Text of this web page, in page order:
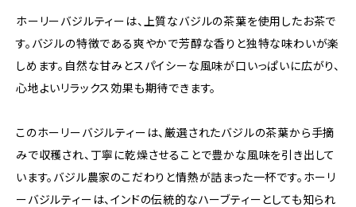
ホーリーバジルティーは、上質なバジルの茶葉を使用したお茶で
す。バジルの特徴である爽やかで芳醇な香りと独特な味わいが楽
しめます。自然な甘みとスパイシーな風味が口いっぱいに広がり、
心地よいリラックス効果も期待できます。
このホーリーバジルティーは、厳選されたバジルの茶葉から手摘
みで収穫され、丁寧に乾燥させることで豊かな風味を引き出して
います。バジル農家のこだわりと情熱が詰まった一杯です。ホーリ
ーバジルティーは、インドの伝統的なハーブティーとしても知られ